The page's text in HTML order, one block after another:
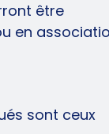
être
en
sont ceux